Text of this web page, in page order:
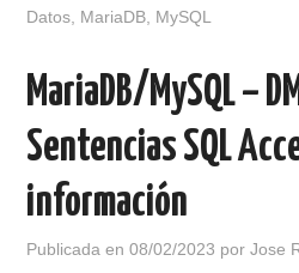
Datos MariaDB MySQL
MariaDB/MySQL –
Sentencias SQL
información
Publicada en08/02/2023 porJose